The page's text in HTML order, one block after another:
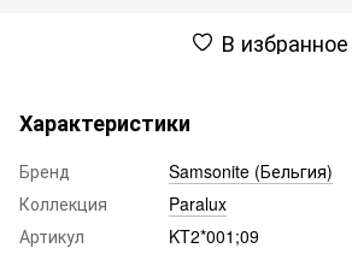
В избранное
Характеристики
Бренд
Samsonite (Бельгия)
Коллекция
Paralux
Артикул
KT2*001;09